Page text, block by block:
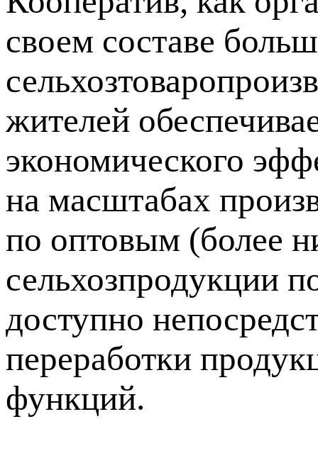
своем составе
жителей
экономического
на масштабах
по оптовым (более
сельхозпродукции
доступно
переработки
функций.